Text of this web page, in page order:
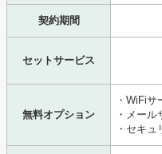
契約期間
セットサービス
無料オプション
・WiFi
・メール
・セキュ